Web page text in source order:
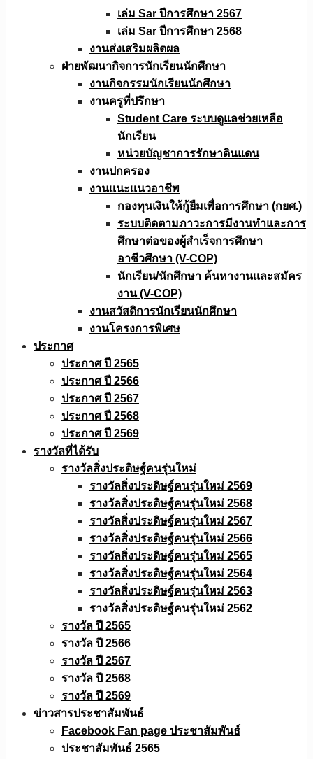
เล่ม Sar ปีการศึกษา 2567
เล่ม Sar ปีการศึกษา 2568
งานส่งเสริมผลิตผล
ฝ่ายพัฒนากิจการนักเรียนนักศึกษา
งานกิจกรรมนักเรียนนักศึกษา
งานครูที่ปรึกษา
Student Care ระบบดูแลช่วยเหลือ
นักเรียน
หน่วยบัญชาการรักษาดินแดน
งานปกครอง
งานแนะแนวอาชีพ
กองทุนเงินให้กู้ยืมเพื่อการศึกษา (กยศ.)
ระบบติดตามภาวะการมีงานทำและการ
ศึกษาต่อของผู้สำเร็จการศึกษา
อาชีวศึกษา (V-COP)
นักเรียน/นักศึกษา ค้นหางานและสมัคร
งาน (V-COP)
งานสวัสดิการนักเรียนนักศึกษา
งานโครงการพิเศษ
ประกาศ
ประกาศ ปี 2565
ประกาศ ปี 2566
ประกาศ ปี 2567
ประกาศ ปี 2568
ประกาศ ปี 2569
รางวัลที่ได้รับ
รางวัลสิ่งประดิษฐ์คนรุ่นใหม่
รางวัลสิ่งประดิษฐ์คนรุ่นใหม่ 2569
รางวัลสิ่งประดิษฐ์คนรุ่นใหม่ 2568
รางวัลสิ่งประดิษฐ์คนรุ่นใหม่ 2567
รางวัลสิ่งประดิษฐ์คนรุ่นใหม่ 2566
รางวัลสิ่งประดิษฐ์คนรุ่นใหม่ 2565
รางวัลสิ่งประดิษฐ์คนรุ่นใหม่ 2564
รางวัลสิ่งประดิษฐ์คนรุ่นใหม่ 2563
รางวัลสิ่งประดิษฐ์คนรุ่นใหม่ 2562
รางวัล ปี 2565
รางวัล ปี 2566
รางวัล ปี 2567
รางวัล ปี 2568
รางวัล ปี 2569
ข่าวสารประชาสัมพันธ์
Facebook Fan page ประชาสัมพันธ์
ประชาสัมพันธ์ 2565